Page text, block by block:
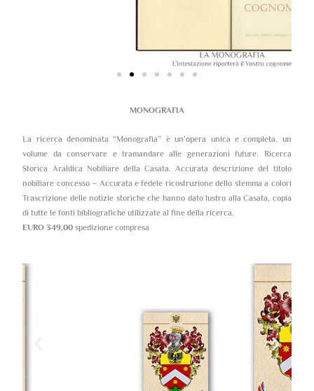
MONOGRAFIA
La ricerca denominata “Monografia” è un’opera unica e completa, un
volume da conservare e tramandare alle generazioni future. Ricerca
Storica Araldica Nobiliare della Casata. Accurata descrizione del titolo
nobiliare concesso – Accurata e fedele ricostruzione dello stemma a colori
Trascrizione delle notizie storiche che hanno dato lustro alla Casata, copia
di tutte le fonti bibliografiche utilizzate al fine della ricerca.
EURO 349,00 spedizione compresa